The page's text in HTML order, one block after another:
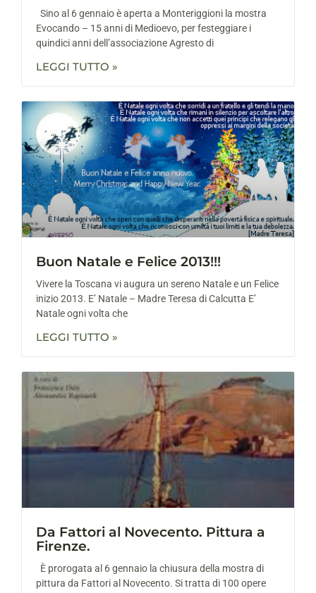
Sino al 6 gennaio è aperta a Monteriggioni la mostra
Evocando – 15 anni di Medioevo, per festeggiare i
quindici anni dell’associazione Agresto di
LEGGI TUTTO »
Buon Natale e Felice 2013!!!
Vivere la Toscana vi augura un sereno Natale e un Felice
inizio 2013. E’ Natale – Madre Teresa di Calcutta E’
Natale ogni volta che
LEGGI TUTTO »
Da Fattori al Novecento. Pittura a
Firenze.
È prorogata al 6 gennaio la chiusura della mostra di
pittura da Fattori al Novecento. Si tratta di 100 opere